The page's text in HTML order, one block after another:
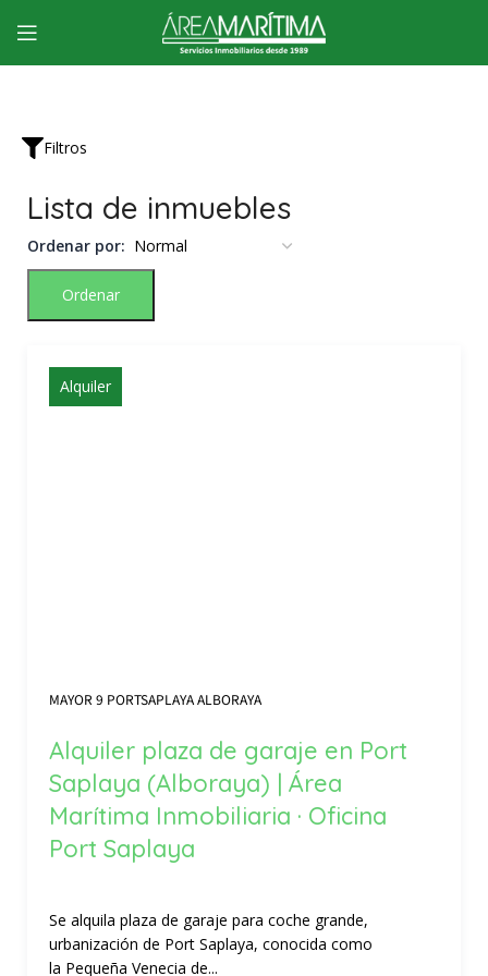
Filtros
Lista de inmuebles
Ordenar por:
Ordenar
Alquiler
MAYOR 9 PORTSAPLAYA ALBORAYA
Alquiler plaza de garaje en Port
Saplaya (Alboraya) | Área
Marítima Inmobiliaria · Oficina
Port Saplaya
Se alquila plaza de garaje para coche grande,
urbanización de Port Saplaya, conocida como
la Pequeña Venecia de...